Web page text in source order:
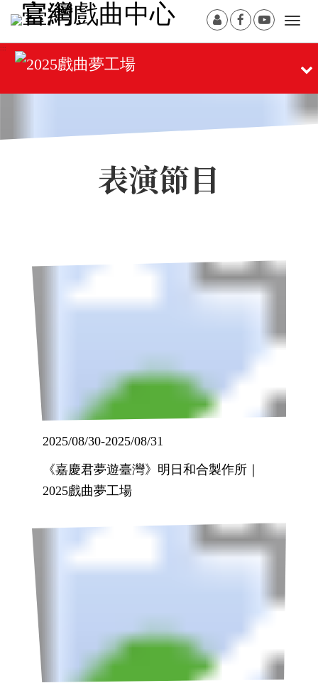
到
主
容
會
Facebook[另
:::
展
開/
摺
表演節目
2025/08/30-2025/08/31
《嘉慶君夢遊臺灣》明日和合製作所｜
2025戲曲夢工場